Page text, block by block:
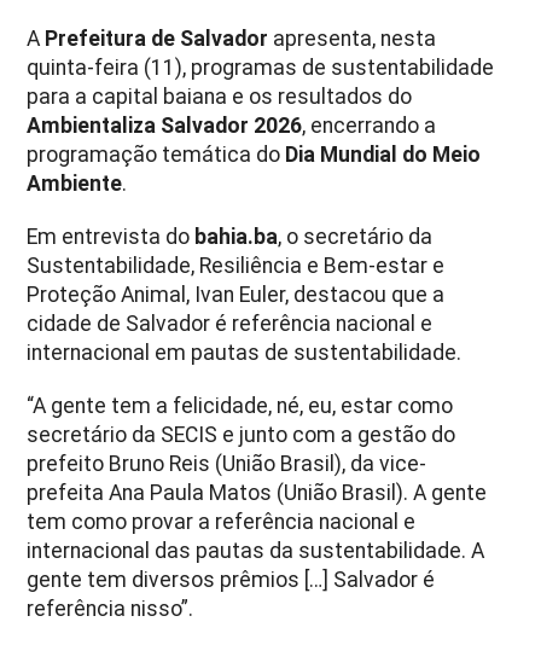
A Prefeitura de Salvador apresenta, nesta
quinta-feira (11), programas de sustentabilidade
para a capital baiana e os resultados do
Ambientaliza Salvador 2026, encerrando a
programação temática do Dia Mundial do Meio
Ambiente.
Em entrevista do bahia.ba, o secretário da
Sustentabilidade, Resiliência e Bem-estar e
Proteção Animal, Ivan Euler, destacou que a
cidade de Salvador é referência nacional e
internacional em pautas de sustentabilidade.
“A gente tem a felicidade, né, eu, estar como
secretário da SECIS e junto com a gestão do
prefeito Bruno Reis (União Brasil), da vice-
prefeita Ana Paula Matos (União Brasil). A gente
tem como provar a referência nacional e
internacional das pautas da sustentabilidade. A
gente tem diversos prêmios […] Salvador é
referência nisso”.